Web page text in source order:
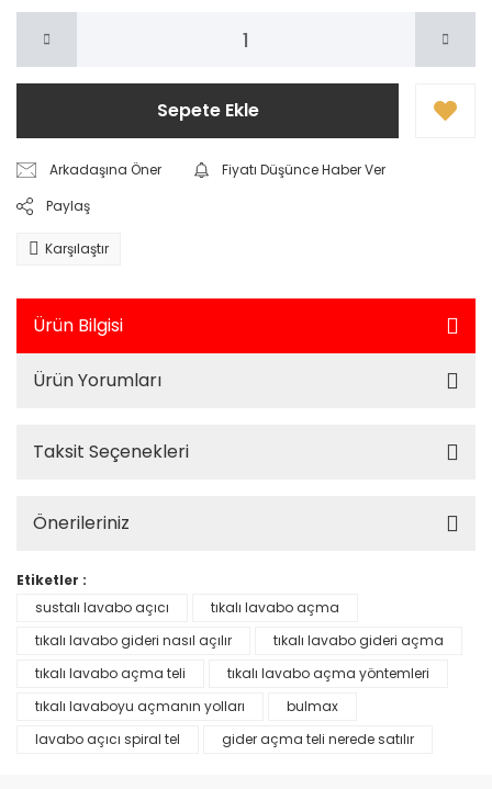
Sepete Ekle
Arkadaşına Öner
Fiyatı Düşünce Haber Ver
Paylaş
Karşılaştır
Ürün Bilgisi
Ürün Yorumları
Taksit Seçenekleri
Önerileriniz
Etiketler :
sustalı lavabo açıcı
tıkalı lavabo açma
tıkalı lavabo gideri nasıl açılır
tıkalı lavabo gideri açma
tıkalı lavabo açma teli
tıkalı lavabo açma yöntemleri
tıkalı lavaboyu açmanın yolları
bulmax
lavabo açıcı spiral tel
gider açma teli nerede satılır